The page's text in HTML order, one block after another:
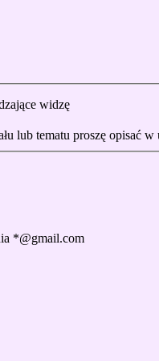
widzę
lub tematu proszę opisać w
*@gmail.com